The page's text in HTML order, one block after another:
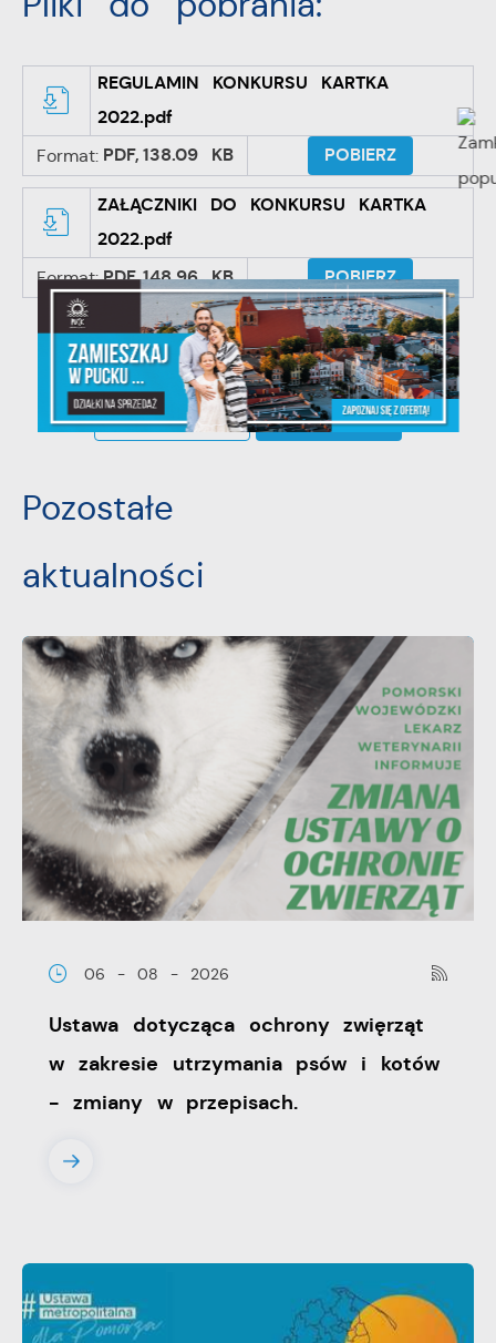
REGULAMIN KONKURSU KARTKA
2022.pdf
Format: PDF, 138.09 KB POBIERZ
ZAŁĄCZNIKI DO KONKURSU KARTKA
2022.pdf
Format:PDF,148.96 KB POBIERZ
POWRÓT UDOSTĘPNIJ
POPRZEDNI NASTĘPNY
Pozostałe
aktualności
06 - 08 - 2026
Ustawa dotycząca ochrony zwięrząt
w zakresie utrzymania psów i kotów
- zmiany w przepisach.